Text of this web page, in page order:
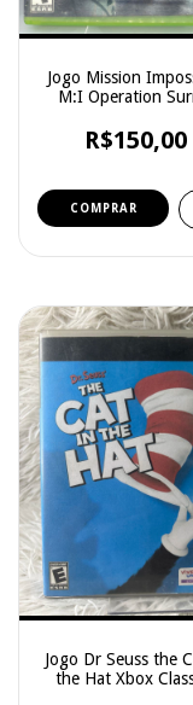
Jogo Mission
M:I Operation
R$150,00
Jogo Dr Seuss the
the Hat Xbox